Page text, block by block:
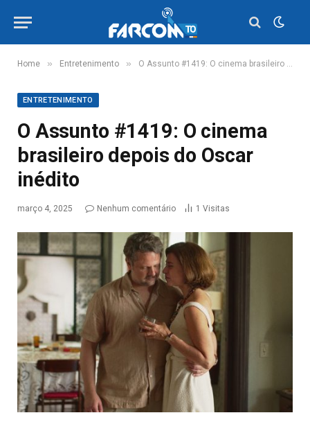
Home » Entretenimento » O Assunto #1419: O cinema brasileiro depois do Oscar inédito
ENTRETENIMENTO
O Assunto #1419: O cinema
brasileiro depois do Oscar
inédito
março 4, 2025 Nenhum comentário 1 Visitas